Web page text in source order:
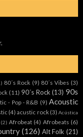
.
80´s Rock (9) 80´s Vibes (3)
(11) 90´s Rock (13) 90s
- Pop - R&B (9) Acoustic
(4) acustic rock (3) Acústica
(2) Afrobeat (4) Afrobeats (6)
(126) Alt Folk (21)